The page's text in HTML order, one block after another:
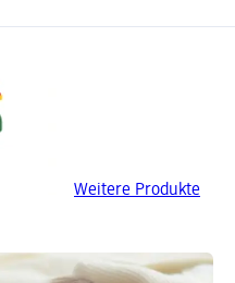
Weitere Produkte